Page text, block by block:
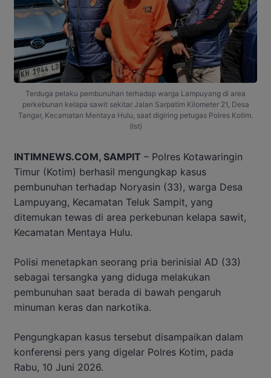
Terduga pelaku pembunuhan terhadap warga Lampuyang di area
perkebunan kelapa sawit sekitar Jalan Sarpatim Kilometer 21, Desa
Tangar, Kecamatan Mentaya Hulu, saat digiring petugas Polres Kotim.
(Ist)
INTIMNEWS.COM, SAMPIT – Polres Kotawaringin
Timur (Kotim) berhasil mengungkap kasus
pembunuhan terhadap Noryasin (33), warga Desa
Lampuyang, Kecamatan Teluk Sampit, yang
ditemukan tewas di area perkebunan kelapa sawit,
Kecamatan Mentaya Hulu.
Polisi menetapkan seorang pria berinisial AD (33)
sebagai tersangka yang diduga melakukan
pembunuhan saat berada di bawah pengaruh
minuman keras dan narkotika.
Pengungkapan kasus tersebut disampaikan dalam
konferensi pers yang digelar Polres Kotim, pada
Rabu, 10 Juni 2026.